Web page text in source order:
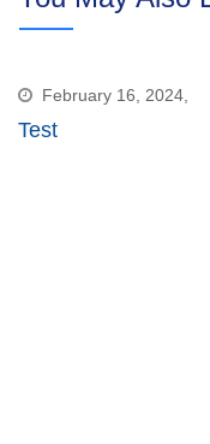
February 16, 2024,
Test